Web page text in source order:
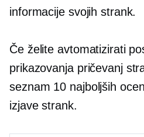
informacije svojih strank.
Če želite avtomatizirati
prikazovanja pričevanj
seznam 10 najboljših
izjave strank.